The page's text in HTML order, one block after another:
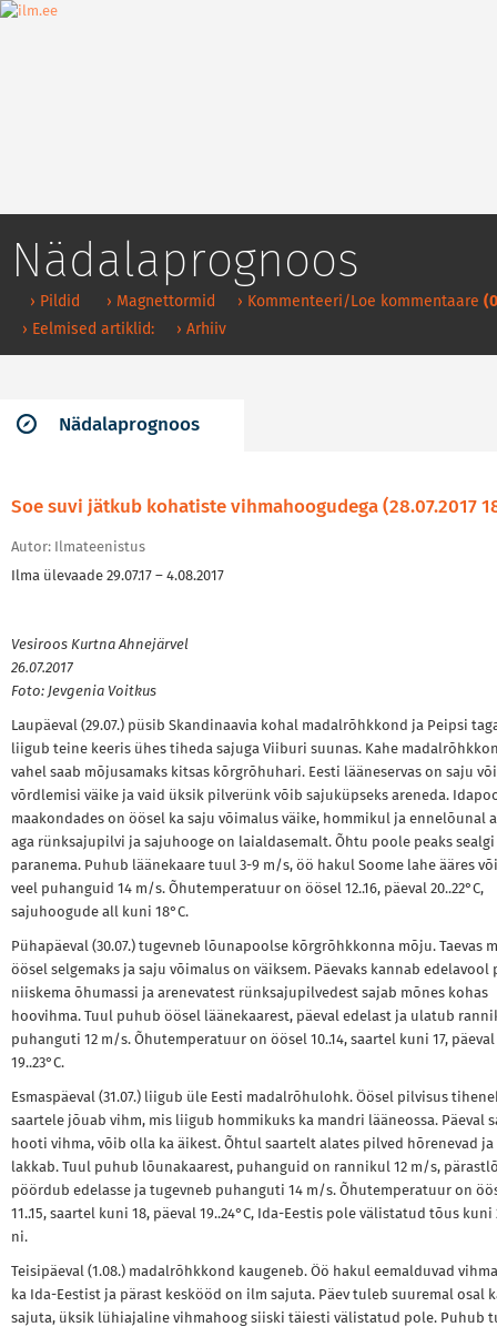
Nädalaprognoos
› Pildid › Magnettormid › Kommenteeri/Loe kommentaare
› Eelmised artiklid:
› Arhiiv
Nädalaprognoos
Soe suvi jätkub kohatiste vihmahoogudega (28.07.2017
Autor: Ilmateenistus
Ilma ülevaade 29.07.17 – 4.08.2017
Vesiroos Kurtna Ahnejärvel
26.07.2017
Foto: Jevgenia Voitkus
Laupäeval (29.07.) püsib Skandinaavia kohal madalrõhkkond ja Peipsi
liigub teine keeris ühes tiheda sajuga Viiburi suunas. Kahe
vahel saab mõjusamaks kitsas kõrgrõhuhari. Eesti lääneservas on saju
võrdlemisi väike ja vaid üksik pilverünk võib sajuküpseks areneda.
maakondades on öösel ka saju võimalus väike, hommikul ja ennelõunal
aga rünksajupilvi ja sajuhooge on laialdasemalt. Õhtu poole peaks
paranema. Puhub läänekaare tuul 3-9 m/s, öö hakul Soome lahe ääres
veel puhanguid 14 m/s. Õhutemperatuur on öösel 12..16, päeval 20..22°C,
sajuhoogude all kuni 18°C.
Pühapäeval (30.07.) tugevneb lõunapoolse kõrgrõhkkonna mõju. Taevas
öösel selgemaks ja saju võimalus on väiksem. Päevaks kannab edelavool
niiskema õhumassi ja arenevatest rünksajupilvedest sajab mõnes kohas
hoovihma. Tuul puhub öösel läänekaarest, päeval edelast ja ulatub
puhanguti 12 m/s. Õhutemperatuur on öösel 10..14, saartel kuni 17, päeval
19..23°C.
Esmaspäeval (31.07.) liigub üle Eesti madalrõhulohk. Öösel pilvisus
saartele jõuab vihm, mis liigub hommikuks ka mandri lääneossa. Päeval
hooti vihma, võib olla ka äikest. Õhtul saartelt alates pilved hõrenevad ja
lakkab. Tuul puhub lõunakaarest, puhanguid on rannikul 12 m/s,
pöördub edelasse ja tugevneb puhanguti 14 m/s. Õhutemperatuur on
11..15, saartel kuni 18, päeval 19..24°C, Ida-Eestis pole välistatud tõus kuni
ni.
Teisipäeval (1.08.) madalrõhkkond kaugeneb. Öö hakul eemalduvad
ka Ida-Eestist ja pärast keskööd on ilm sajuta. Päev tuleb suuremal osal
sajuta, üksik lühiajaline vihmahoog siiski täiesti välistatud pole. Puhub